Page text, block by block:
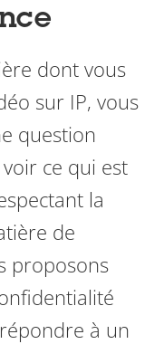
dont vous
sur IP, vous
question
ce qui est
la
de
proposons
à un